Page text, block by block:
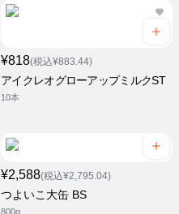
¥818(税込¥883.44)
アイクレオグローアップミルクST
10本
¥2,588(税込¥2,795.04)
つよいこ大缶 BS
800g